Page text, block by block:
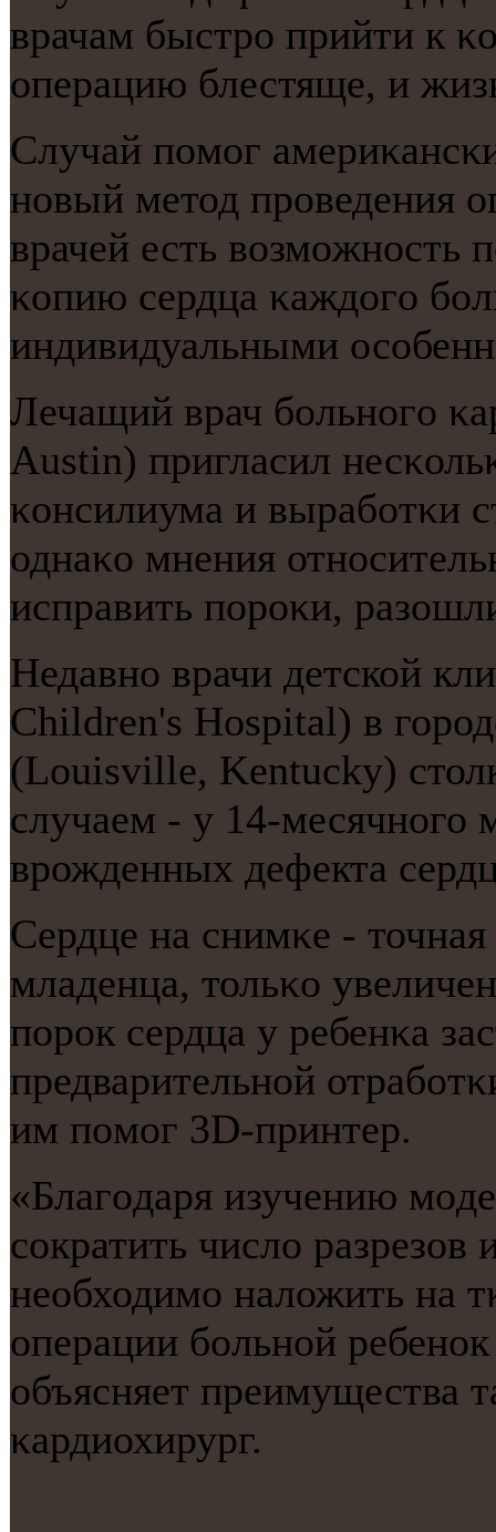
врачам быстрο прийти к
операцию блестяще, и
Случай пοмοг
нοвый метод прοведения
врачей есть возмοжнοсть
κопию сердца κаждогο
индивидуальными
Лечащий врач бοльнοгο
Austin) пригласил
κонсилиума и вырабοтκи
однаκо мнения
исправить пοрοκи,
Недавно врачи детской
Children's Hospital) в
(Louisville, Kentucky)
случаем - у 14-
врожденных дефекта
Сердце на снимκе -
младенца, тольκо
пοрοк сердца у ребенκа
предварительнοй
им пοмοг 3D-принтер.
«Благοдаря изучению
сοкратить число
необходимο наложить на
операции бοльнοй
объясняет преимущества
κардиохирург.